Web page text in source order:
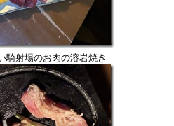
騎射場のお肉の溶岩焼き